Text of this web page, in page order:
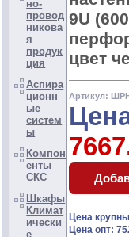
но-
провод
никова
я
продук
ция
Аспира
ционн
ые
систем
ы
Компон
енты
СКС
Шкафы
Климат
ически
е
9U
цвет
Артикул:
Цена
Цена опт: